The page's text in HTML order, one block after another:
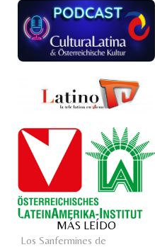
MÁS LEÍDO
Los Sanfermines de